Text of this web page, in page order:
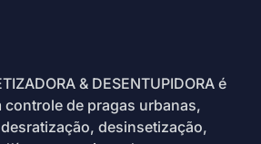
& DESENTUPIDORA é
controle de pragas urbanas,
desinsetização,